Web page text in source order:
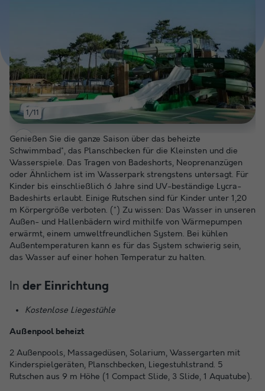
1/11
Genießen Sie die ganze Saison über das beheizte
Schwimmbad*, das Planschbecken für die Kleinsten und die
Wasserspiele. Das Tragen von Badeshorts, Neoprenanzügen
oder Ähnlichem ist im Wasserpark strengstens untersagt. Für
Kinder bis einschließlich 6 Jahre sind UV-beständige Lycra-
Badeshirts erlaubt. Einige Rutschen sind für Kinder unter 1,20
m Körpergröße verboten. (*) Zu wissen: Das Wasser in unseren
Außen- und Hallenbädern wird mithilfe von Wärmepumpen
erwärmt, einem umweltfreundlichen System. Bei kühlen
Außentemperaturen kann es für das System schwierig sein,
das Wasser auf einer hohen Temperatur zu halten.
In der Einrichtung
Kostenlose Liegestühle
Außenpool beheizt
2 Außenpools, Massagedüsen, Solarium, Wassergarten mit
Kinderspielgeräten, Planschbecken, Liegestuhlstrand. 5
Rutschen aus 9 m Höhe (1 Compact Slide, 3 Slide, 1 Aquatube).